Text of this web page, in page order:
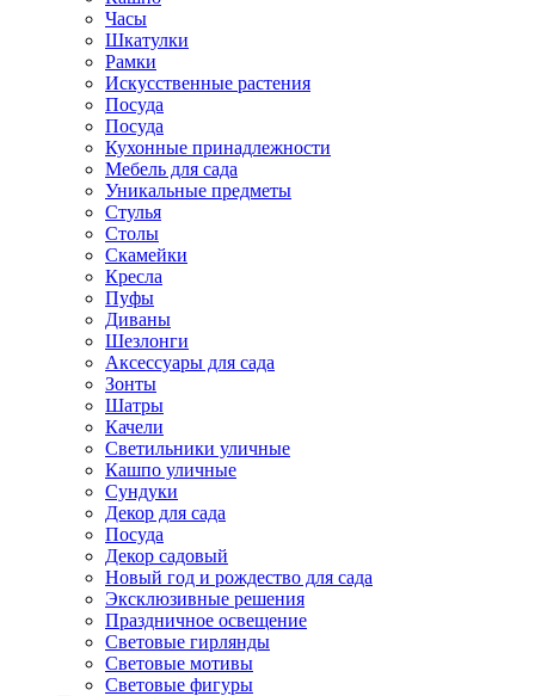
Часы
Шкатулки
Рамки
Искусственные растения
Посуда
Посуда
Кухонные принадлежности
Мебель для сада
Уникальные предметы
Стулья
Столы
Скамейки
Кресла
Пуфы
Диваны
Шезлонги
Аксессуары для сада
Зонты
Шатры
Качели
Cветильники уличные
Кашпо уличные
Сундуки
Декор для сада
Посуда
Декор садовый
Новый год и рождество для сада
Эксклюзивные решения
Праздничное освещение
Световые гирлянды
Световые мотивы
Световые фигуры